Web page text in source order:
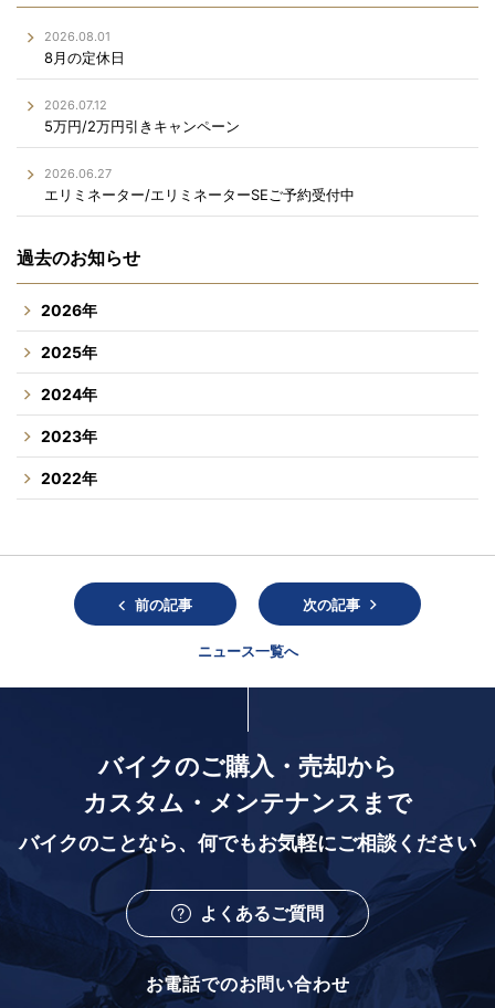
2026.08.01
8月の定休日
2026.07.12
5万円/2万円引きキャンペーン
2026.06.27
エリミネーター/エリミネーターSEご予約受付中
過去のお知らせ
2026年
2025年
2024年
2023年
2022年
前の記事
ニュース一覧へ
次の記事
バイクのご購入・売却から
カスタム・メンテナンスまで
バイクのことなら、 何でもお気軽にご相談ください
よくあるご質問
お電話でのお問い合わせ